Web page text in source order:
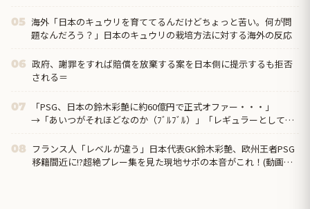
05 海外「日本のキュウリを育ててるんだけどちょっと苦い。何が問
題なんだろう？」日本のキュウリの栽培方法に対する海外の反応
06 政府、謝罪をすれば賠償を放棄する案を日本側に提示するも拒否
される＝
07
「PSG、日本の鈴木彩艶に約60億円で正式オファー・・・」
→「あいつがそれほどなのか（ﾌﾞﾙﾌﾞﾙ）」「レギュラーとして出
08 フランス人「レベルが違う」日本代表GK鈴木彩艶、欧州王者PSG
移籍間近に!?超絶プレー集を見た現地サポの本音がこれ！(動画あ